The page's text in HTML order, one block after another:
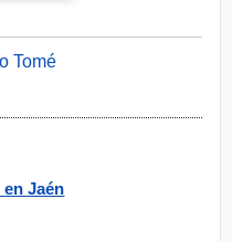
Tomé
Jaén